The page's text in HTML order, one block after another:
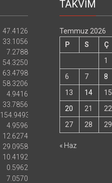
47.4126
33.1056
7.2788
54.3250
63.4798
58.3206
4.9416
33.7856
154.9493
4.9596
12.6274
29.0958
10.4192
0.5962
7.0570
TAKVİM
Temmuz 2026
P
S Ç
1
6
7 8
13
14 15
20
21 22
27
28 29
« Haz